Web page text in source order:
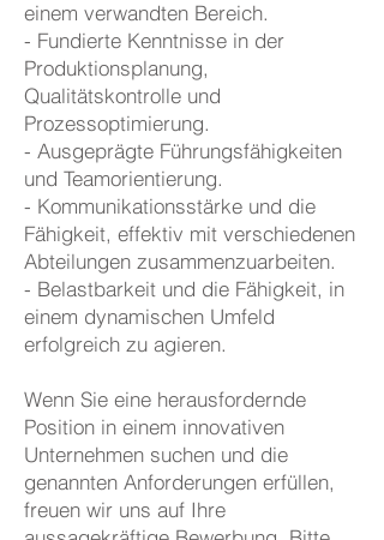
einem verwandten Bereich.
- Fundierte Kenntnisse in der
Produktionsplanung,
Qualitätskontrolle und
Prozessoptimierung.
- Ausgeprägte Führungsfähigkeiten
und Teamorientierung.
- Kommunikationsstärke und die
Fähigkeit, effektiv mit verschiedenen
Abteilungen zusammenzuarbeiten.
- Belastbarkeit und die Fähigkeit, in
einem dynamischen Umfeld
erfolgreich zu agieren.
Wenn Sie eine herausfordernde
Position in einem innovativen
Unternehmen suchen und die
genannten Anforderungen erfüllen,
freuen wir uns auf Ihre